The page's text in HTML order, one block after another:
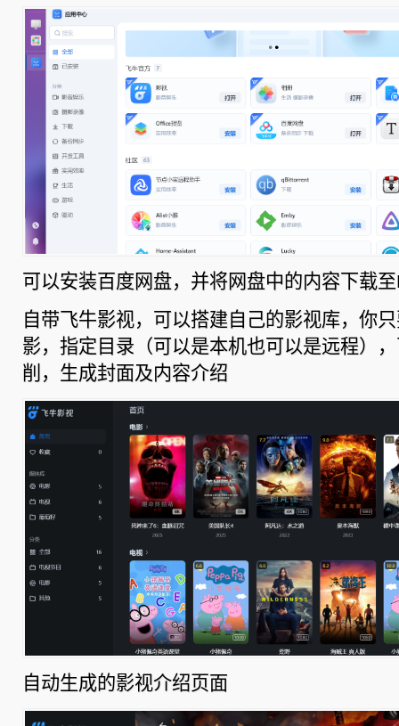
可以安装百度网盘，并将网盘中的内容下载
自带飞牛影视，可以搭建自己的影视库，你
影，指定目录（可以是本机也可以是远程）
削，生成封面及内容介绍
自动生成的影视介绍页面